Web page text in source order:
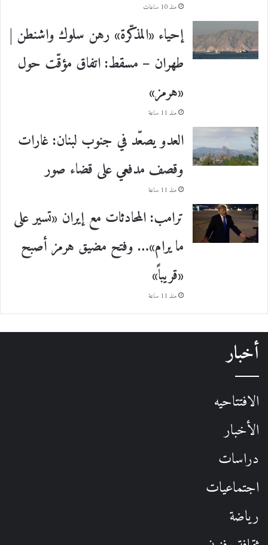
منذ 10 ساعات
إحياء «المذكّرة» رهن سلوك واشنطن |
طهران – مسقط: اتفاق مؤقّت حول
«هرمز»
منذ 11 ساعة
العدو يصعّد في جنوب لبنان: غارات
وقصف مدفعي على قضاء صور
منذ 11 ساعة
ترامب: المحادثات مع إيران «تسير على
ما يرام»… وفتح مضيق هرمز أصبح
«قريباً»
منذ 11 ساعة
أخبار
الافتتاحيه
الأخبار
دراسات
اجتماعيات
رياضة